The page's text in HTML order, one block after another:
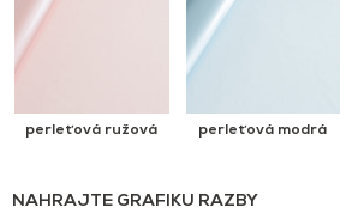
perleťová ružová perleťová modrá
NAHRAJTE GRAFIKU RAZBY